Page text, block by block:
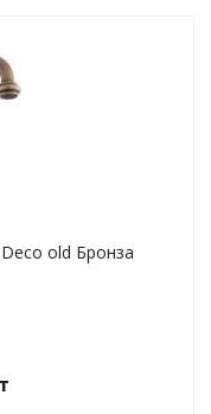
old Бронза